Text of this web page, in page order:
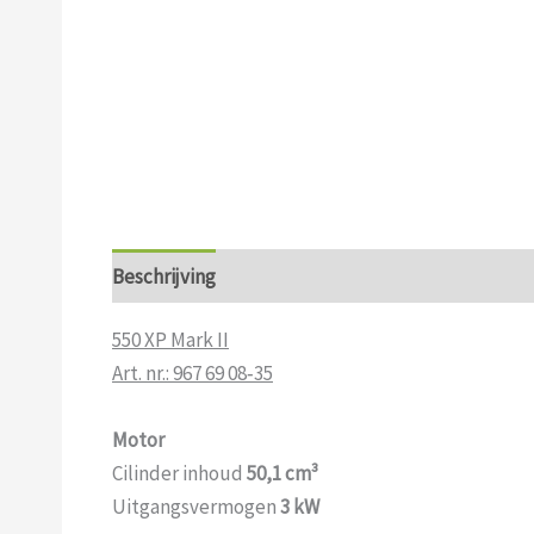
Beschrijving
550 XP Mark II
Art. nr.: 967 69 08‑35
Motor
Cilinder inhoud 50,1 cm³
Uitgangsvermogen3 kW